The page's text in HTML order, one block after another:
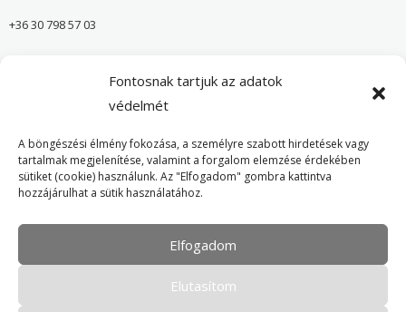
Fontosnak tartjuk az adatok
védelmét
A böngészési élmény fokozása, a személyre szabott hirdetések vagy
tartalmak megjelenítése, valamint a forgalom elemzése érdekében
sütiket (cookie) használunk. Az "Elfogadom" gombra kattintva
hozzájárulhat a sütik használatához.
Elfogadom
Elutasítom
+36 30 798 57 03
Önvédelmi Bolt – Főoldal
Adatvédelmi tájékoztató